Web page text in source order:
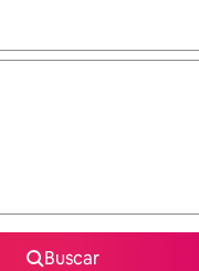
estiverem
Buscar